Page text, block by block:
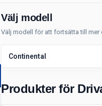
Välj modell
Välj modell för att fortsätta till
Continental
Produkter för